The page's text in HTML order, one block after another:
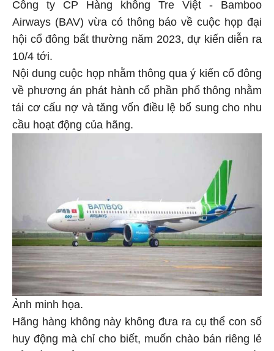
Công ty CP Hàng không Tre Việt - Bamboo
Airways (BAV) vừa có thông báo về cuộc họp đại
hội cổ đông bất thường năm 2023, dự kiến diễn ra
10/4 tới.
Nội dung cuộc họp nhằm thông qua ý kiến cổ đông
về phương án phát hành cổ phần phổ thông nhằm
tái cơ cấu nợ và tăng vốn điều lệ bổ sung cho nhu
cầu hoạt động của hãng.
Ảnh minh họa.
Hãng hàng không này không đưa ra cụ thể con số
huy động mà chỉ cho biết, muốn chào bán riêng lẻ